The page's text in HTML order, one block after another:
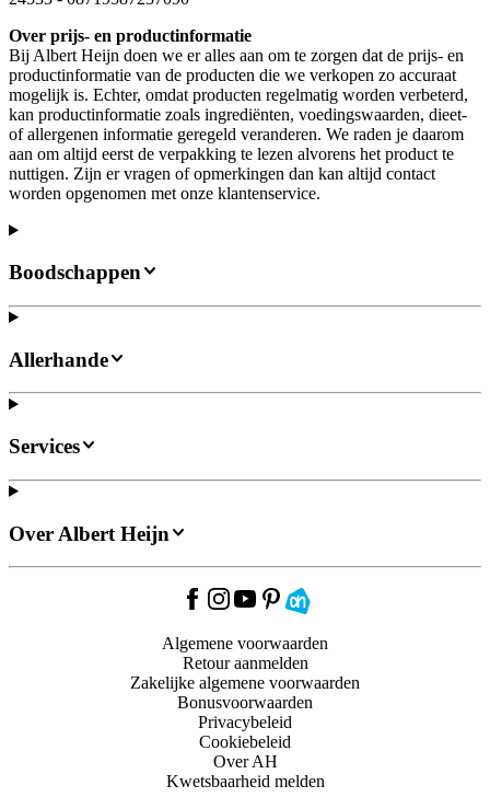
Over prijs- en productinformatie
Bij Albert Heijn doen we er alles aan om te zorgen dat de prijs- en
productinformatie van de producten die we verkopen zo accuraat
mogelijk is. Echter, omdat producten regelmatig worden verbeterd,
kan productinformatie zoals ingrediënten, voedingswaarden, dieet-
of allergenen informatie geregeld veranderen. We raden je daarom
aan om altijd eerst de verpakking te lezen alvorens het product te
nuttigen. Zijn er vragen of opmerkingen dan kan altijd contact
worden opgenomen met onze klantenservice.
Boodschappen
Allerhande
Services
Over Albert Heijn
Algemene voorwaarden
Retour aanmelden
Zakelijke algemene voorwaarden
Bonusvoorwaarden
Privacybeleid
Cookiebeleid
Over AH
Kwetsbaarheid melden